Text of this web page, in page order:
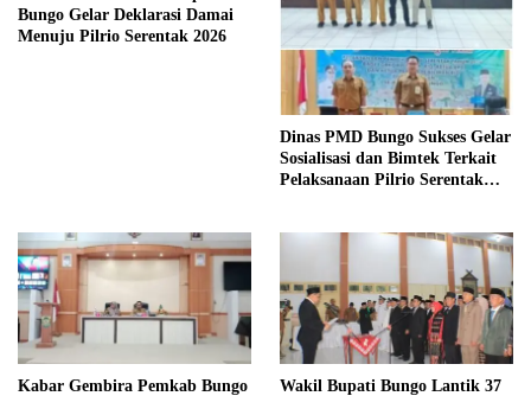
Bungo Gelar Deklarasi Damai
Menuju Pilrio Serentak 2026
Dinas PMD Bungo Sukses Gelar
Sosialisasi dan Bimtek Terkait
Pelaksanaan Pilrio Serentak
Kabar Gembira Pemkab Bungo
Wakil Bupati Bungo Lantik 37